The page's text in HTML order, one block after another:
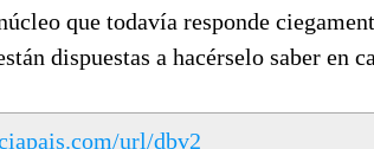
que todavía responde
dispuestas a hacérselo saber en
url/dbv2